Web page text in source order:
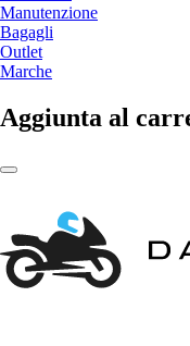
Manutenzione
Bagagli
Outlet
Marche
Aggiunta al